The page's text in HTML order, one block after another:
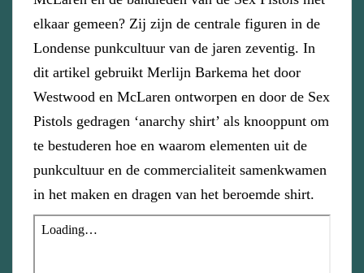
elkaar gemeen? Zij zijn de centrale figuren in de
Londense punkcultuur van de jaren zeventig. In
dit artikel gebruikt Merlijn Barkema het door
Westwood en McLaren ontworpen en door de Sex
Pistols gedragen ‘anarchy shirt’ als knooppunt om
te bestuderen hoe en waarom elementen uit de
punkcultuur en de commercialiteit samenkwamen
in het maken en dragen van het beroemde shirt.